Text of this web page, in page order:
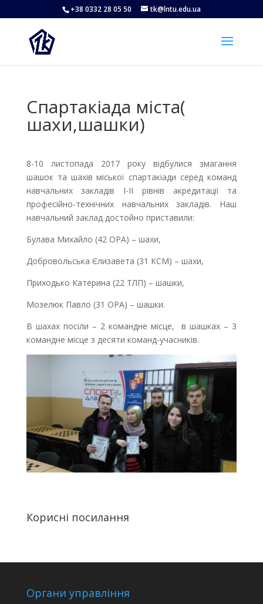
+38 0332 28 05 50 tk@lntu.edu.ua
Спартакіада міста(
шахи,шашки)
8-10 листопада 2017 року відбулися змагання
шашок та шахів міської спартакіади серед команд
навчальних закладів І-ІІ рівнів акредитації та
професійно-технічних навчальних закладів. Наш
навчальний заклад достойно приставили:
Булава Михайло (42 ОРА) – шахи,
Добровольська Єлизавета (31 КСМ) – шахи,
Приходько Катерина (22 ТЛП) – шашки,
Мозелюк Павло (31 ОРА) – шашки.
В шахах посіли – 2 командне місце, в шашках – 3
командне місце з десяти команд-учасників.
Корисні посилання
Органи управління